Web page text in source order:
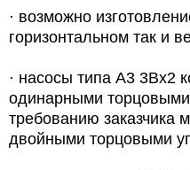
· возможно
горизонтальном так и
· насосы типа А3 3Вх2
одинарными
требованию заказчика
двойными торцовыми